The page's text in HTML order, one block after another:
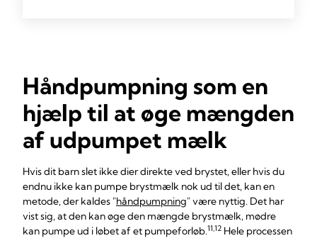
Håndpumpning som en
hjælp til at øge mængden
af udpumpet mælk
Hvis dit barn slet ikke dier direkte ved brystet, eller hvis du
endnu ikke kan pumpe brystmælk nok ud til det, kan en
metode, der kaldes "håndpumpning" være nyttig. Det har
vist sig, at den kan øge den mængde brystmælk, mødre
kan pumpe ud i løbet af et pumpeforløb.11,12 Hele processen